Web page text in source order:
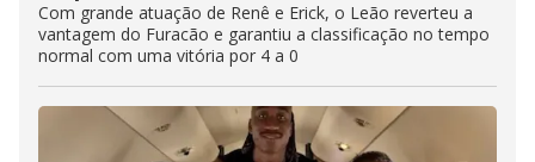
Com grande atuação de Renê e Erick, o Leão reverteu a
vantagem do Furacão e garantiu a classificação no tempo
normal com uma vitória por 4 a 0